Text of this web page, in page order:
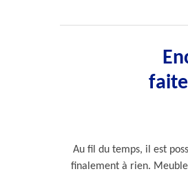
Au fil du temps, il est
finalement à rien.